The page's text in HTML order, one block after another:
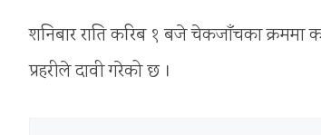
शनिबार राति करिब १ बजे चेकजाँचका क्रममा
प्रहरीले दावी गरेको छ ।